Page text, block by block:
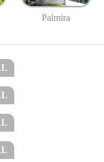
Palmira